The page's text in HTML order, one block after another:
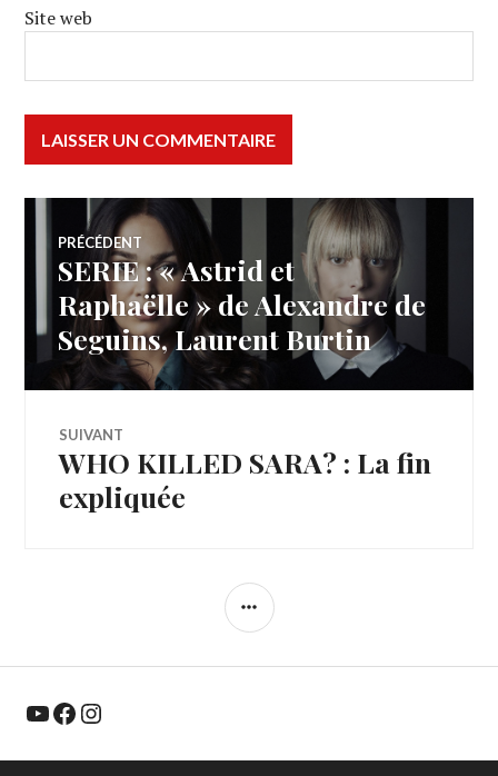
Site web
Navigation
de
l’article
PRÉCÉDENT
Article
précédent :
SERIE : « Astrid et
Raphaëlle » de Alexandre de
Seguins, Laurent Burtin
SUIVANT
Article
Suivant:
WHO KILLED SARA? : La fin
expliquée
COLONNE
YouTube Facebook Instagram